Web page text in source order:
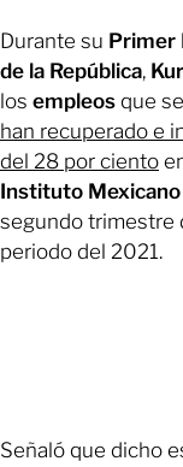
Durante su Primer
de la República,
los empleos que
han recuperado e
del 28 por ciento
Instituto Mexicano
segundo trimestre
periodo del 2021.
Señaló que dicho